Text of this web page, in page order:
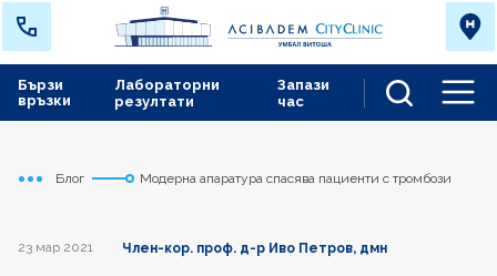
Лабораторни
резултати
Запази
час
Бързи
връзки
Начало
Сърдечно съдов център
Блог Модерна апаратура спасява пациенти с тромбози
23 мар 2021 Член-кор. проф. д-р Иво Петров, дмн